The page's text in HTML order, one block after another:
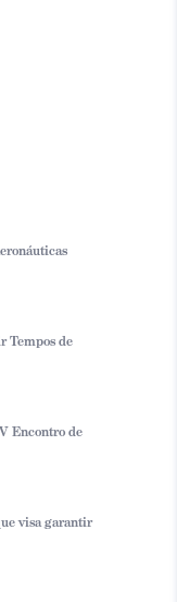
Tempos de
Encontro de
visa garantir